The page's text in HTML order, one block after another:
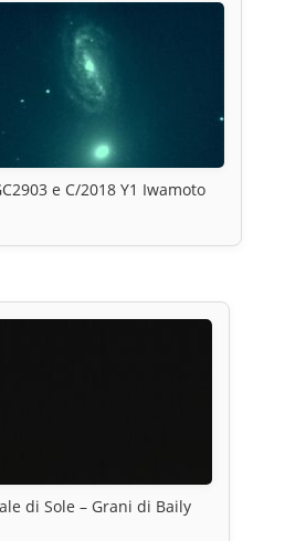
e C/2018 Y1 Iwamoto
di Sole – Grani di Baily